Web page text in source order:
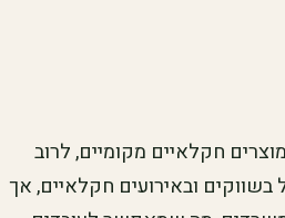
חקלאיים מקומיים, לרוב
בשווקים ובאירועים חקלאיים, אך